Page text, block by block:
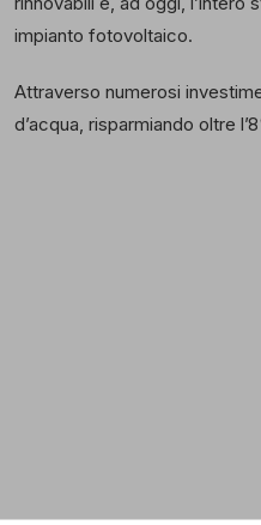
impianto fotovoltaico.
Attraverso numerosi
d’acqua, risparmiando oltre